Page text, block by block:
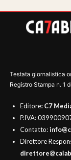
Testata giornalistica
Registro Stampa n. 1
Editore: C7
P.IVA:
Contatto:
Direttore